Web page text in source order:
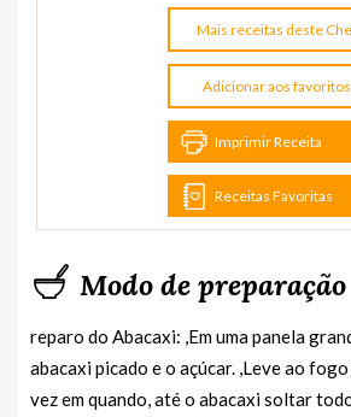
Mais receitas deste
Adicionar aos favoritos
Imprimir Receita
Receitas Favoritas
Modo de preparação
reparo do Abacaxi: ,Em uma panela
abacaxi picado e o açúcar. ,Leve ao
vez em quando, até o abacaxi soltar